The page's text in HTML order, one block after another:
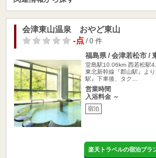
会津東山温泉 おやど東山
-点/ 0 件
福島県 / 会津若松市 /
堂島駅10.06km 西若松駅
東北新幹線『郡山駅』よ
駅』下車後、タク…
営業時間
入浴料金 ～
宿泊
楽天トラベルの宿泊プラ